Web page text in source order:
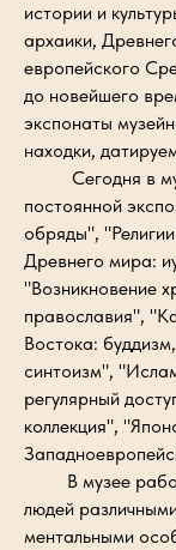
истории и
архаики,
европейского
до новейшего
экспонаты
находки,
Сегодня в
постоянной
обряды",
Древнего мира:
"Возникновение
православия",
Востока:
синтоизм",
регулярный
коллекция",
В музее
людей
ментальными